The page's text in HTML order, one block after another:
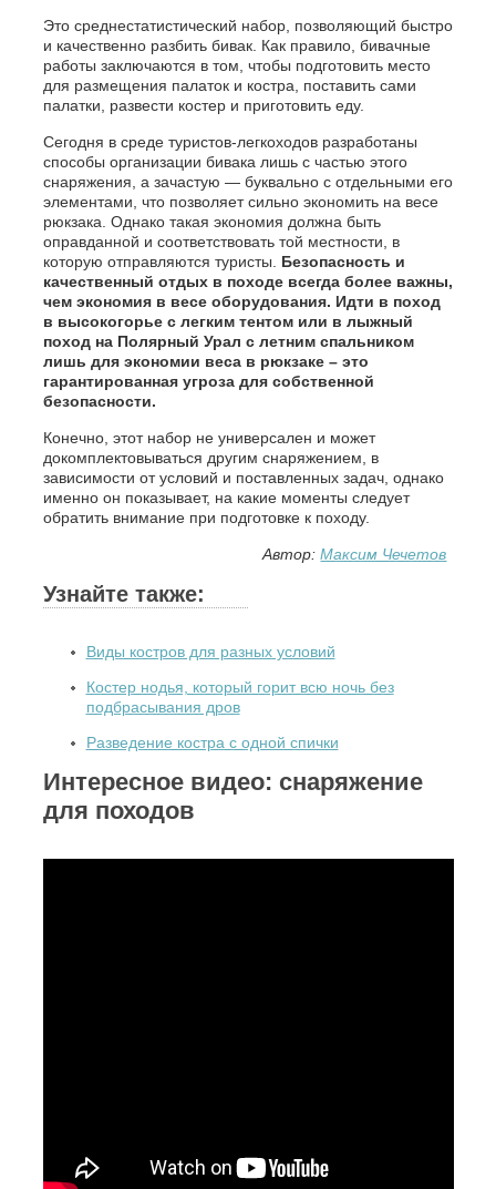
Это среднестатистический набор, позволяющий быстро
и качественно разбить бивак. Как правило, бивачные
работы заключаются в том, чтобы подготовить место
для размещения палаток и костра, поставить сами
палатки, развести костер и приготовить еду.
Сегодня в среде туристов-легкоходов разработаны
способы организации бивака лишь с частью этого
снаряжения, а зачастую — буквально с отдельными его
элементами, что позволяет сильно экономить на весе
рюкзака. Однако такая экономия должна быть
оправданной и соответствовать той местности, в
которую отправляются туристы. Безопасность и
качественный отдых в походе всегда более важны,
чем экономия в весе оборудования. Идти в поход
в высокогорье с легким тентом или в лыжный
поход на Полярный Урал с летним спальником
лишь для экономии веса в рюкзаке – это
гарантированная угроза для собственной
безопасности.
Конечно, этот набор не универсален и может
докомплектовываться другим снаряжением, в
зависимости от условий и поставленных задач, однако
именно он показывает, на какие моменты следует
обратить внимание при подготовке к походу.
Автор:Максим Чечетов
Узнайте также:
Виды костров для разных условий
Костер нодья, который горит всю ночь без
подбрасывания дров
Разведение костра с одной спички
Интересное видео: снаряжение
для походов